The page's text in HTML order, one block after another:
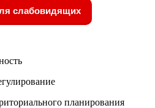
слабовидящих
планирования